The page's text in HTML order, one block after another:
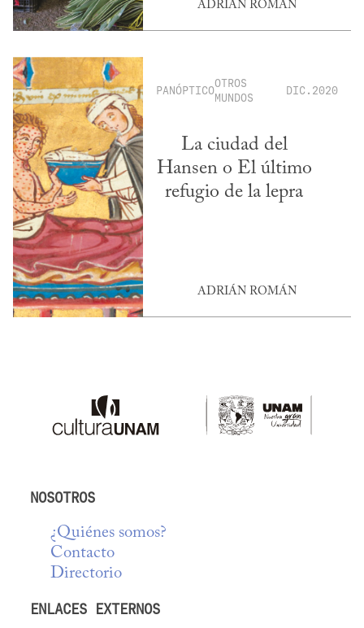
ADRIÁN ROMÁN
PANÓPTICOOTROS
MUNDOS
DIC.2020
La ciudad del
Hansen o El último
refugio de la lepra
ADRIÁN ROMÁN
NOSOTROS
¿Quiénes somos?
Contacto
Directorio
ENLACES EXTERNOS